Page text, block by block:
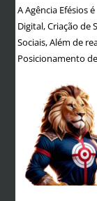
A Agência Efésios
Digital, Criação de
Sociais, Além de
Posicionamento